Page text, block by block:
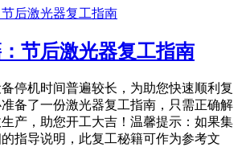
节后激光器复工指南
停机时间普遍较长，为助您快速顺利复
备了一份激光器复工指南，只需正确解
产，助您开工大吉！温馨提示：如果集
指导说明，此复工秘籍可作为参考文